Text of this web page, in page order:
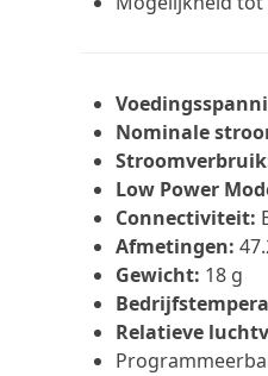
Nominale
Low Power
Connectiviteit:
Afmetingen:
Gewicht: 18 g
Relatieve